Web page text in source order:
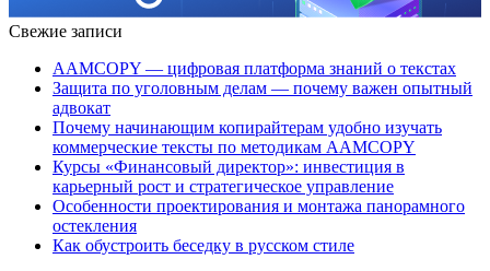
Свежие записи
AAMCOPY — цифровая платформа знаний о текстах
Защита по уголовным делам — почему важен опытный
адвокат
Почему начинающим копирайтерам удобно изучать
коммерческие тексты по методикам AAMCOPY
Курсы «Финансовый директор»: инвестиция в
карьерный рост и стратегическое управление
Особенности проектирования и монтажа панорамного
остекления
Как обустроить беседку в русском стиле